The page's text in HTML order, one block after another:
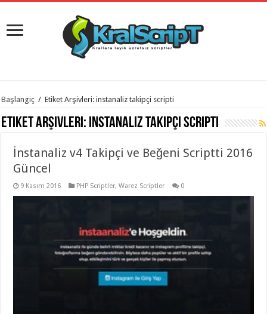
istanbul
evden
eve
gaziantep
organizasyon,
gaziantep
evden
taşımacılık,
evden
Başlangıç / Etiket Arşivleri: instanaliz takipçi scripti
Etiket Arşivleri: instanaliz takipçi scripti
İnstanaliz v4 Takipçi ve Beğeni Scriptti 2016
Güncel
9 Kasım 2016 PHP Scriptler,Warez Scriptler 0